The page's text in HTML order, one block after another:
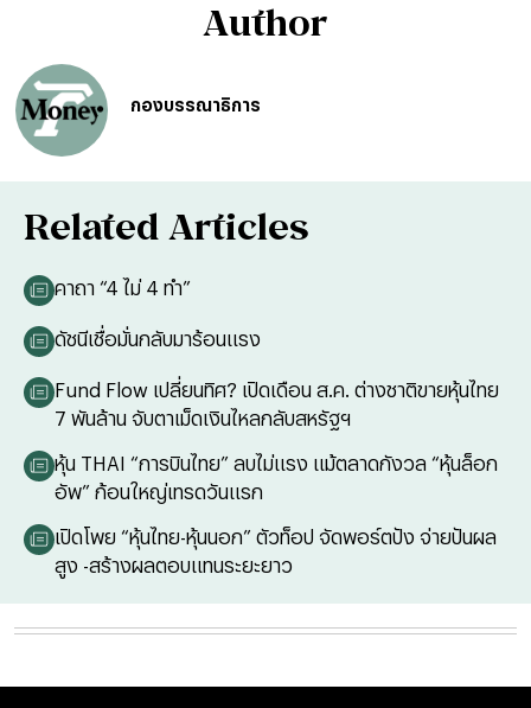
Author
กองบรรณาธิการ
Related Articles
คาถา “4 ไม่ 4 ทำ”
ดัชนีเชื่อมั่นกลับมาร้อนแรง
Fund Flow เปลี่ยนทิศ? เปิดเดือน ส.ค. ต่างชาติขายหุ้นไทย
7 พันล้าน จับตาเม็ดเงินไหลกลับสหรัฐฯ
หุ้น THAI “การบินไทย” ลบไม่แรง แม้ตลาดกังวล “หุ้นล็อก
อัพ” ก้อนใหญ่เทรดวันแรก
เปิดโพย “หุ้นไทย-หุ้นนอก” ตัวท็อป จัดพอร์ตปัง จ่ายปันผล
สูง -สร้างผลตอบแทนระยะยาว